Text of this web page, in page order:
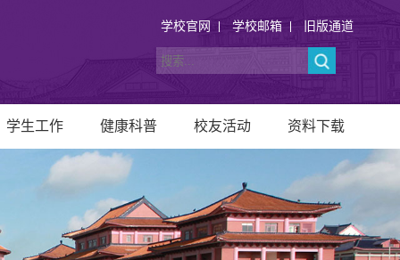
学校官网 学校邮箱 旧版通道
学生工作 健康科普 校友活动 资料下载